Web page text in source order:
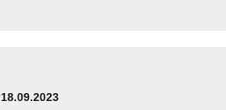
18.09.2023